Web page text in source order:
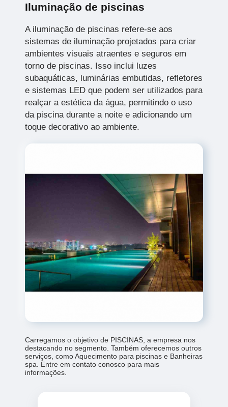
Iluminação de piscinas
A iluminação de piscinas refere-se aos
sistemas de iluminação projetados para criar
ambientes visuais atraentes e seguros em
torno de piscinas. Isso inclui luzes
subaquáticas, luminárias embutidas, refletores
e sistemas LED que podem ser utilizados para
realçar a estética da água, permitindo o uso
da piscina durante a noite e adicionando um
toque decorativo ao ambiente.
Carregamos o objetivo de PISCINAS, a empresa nos
destacando no segmento. Também oferecemos outros
serviços, como Aquecimento para piscinas e Banheiras
spa. Entre em contato conosco para mais
informações.